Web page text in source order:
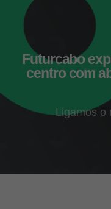
Futurcabo
centro com
Ligamos o